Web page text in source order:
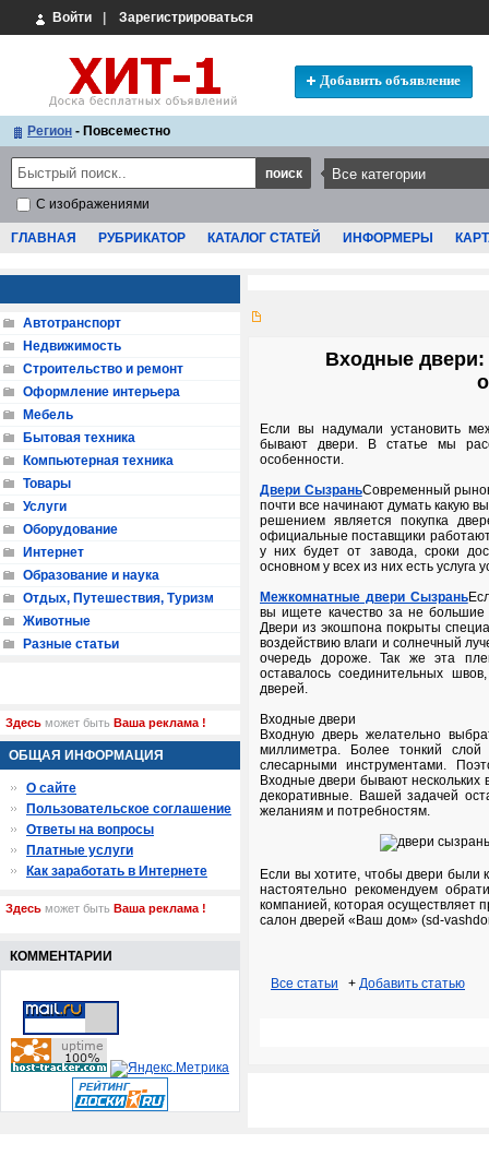
Войти Зарегистрироваться
Добавить объявление
Регион - Повсеместно
С изображениями
ГЛАВНАЯ РУБРИКАТОР КАТАЛОГ СТАТЕЙ ИНФОРМЕРЫ
Входные двери:
Если вы надумали установить
бывают двери. В статье мы
особенности.
Двери СызраньСовременный
почти все начинают думать какую
решением является покупка
официальные поставщики работают
у них будет от завода, сроки
основном у всех из них есть услуга
Межкомнатные двери Сызрань
вы ищете качество за не
Двери из экошпона покрыты
воздействию влаги и солнечный
очередь дороже. Так же эта
оставалось соединительных
дверей.
Входные двери
Входную дверь желательно
миллиметра. Более тонкий
слесарными инструментами.
Входные двери бывают
декоративные. Вашей задачей
желаниям и потребностям.
Если вы хотите, чтобы двери были
настоятельно рекомендуем
компанией, которая осуществляет
салон дверей «Ваш дом» (sd-
Все статьи + Добавить статью
Автотранспорт
Недвижимость
Строительство и ремонт
Оформление интерьера
Мебель
Бытовая техника
Компьютерная техника
Товары
Услуги
Оборудование
Интернет
Образование и наука
Отдых, Путешествия, Туризм
Животные
Разные статьи
Здесь может быть Ваша реклама !
ОБЩАЯ ИНФОРМАЦИЯ
О сайте
Пользовательское соглашение
Ответы на вопросы
Платные услуги
Как заработать в Интернете
Здесь может быть Ваша реклама !
КОММЕНТАРИИ